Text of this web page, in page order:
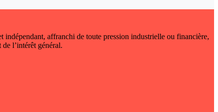
affranchi de toute pression industrielle ou financière,
l’intérêt général.